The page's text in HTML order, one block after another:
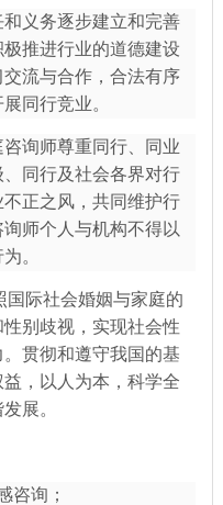
义务逐步建立和完善
推进行业的道德建设
流与合作，合法有序
同行竞业。
询师尊重同行、同业
同行及社会各界对行
正之风，共同维护行
师个人与机构不得以
。
国际社会婚姻与家庭的
别歧视，实现社会性
贯彻和遵守我国的基
，以人为本，科学全
展。
咨询；